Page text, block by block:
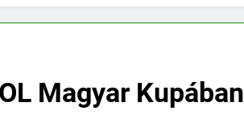
Magyar Kupában